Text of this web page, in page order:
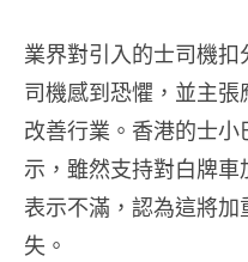
業界對引入的士司機
司機感到恐懼，並主
改善行業。香港的士
示，雖然支持對白牌
表示不滿，認為這將
失。